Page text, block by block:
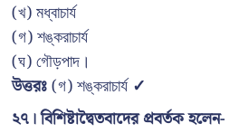
(খ) মধ্বাচার্য
(গ) শঙ্করাচার্য
(ঘ) গৌড়পাদ।
উত্তরঃ(গ) শঙ্করাচার্য✓
২৭। বিশিষ্টাদ্বৈতবাদের প্রবর্তক হলেন-